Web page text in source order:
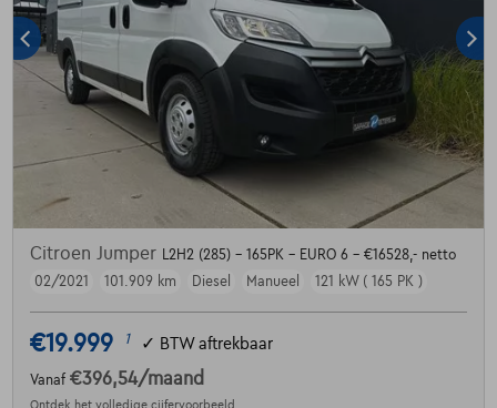
Citroen Jumper L2H2 (285) - 165PK - EURO 6 - €16528,- netto
02/2021
101.909 km Diesel Manueel 121 kW ( 165 PK )
€19.999 1 ✓ BTW aftrekbaar
Vanaf €396,54/maand
Ontdek het volledige cijfervoorbeeld